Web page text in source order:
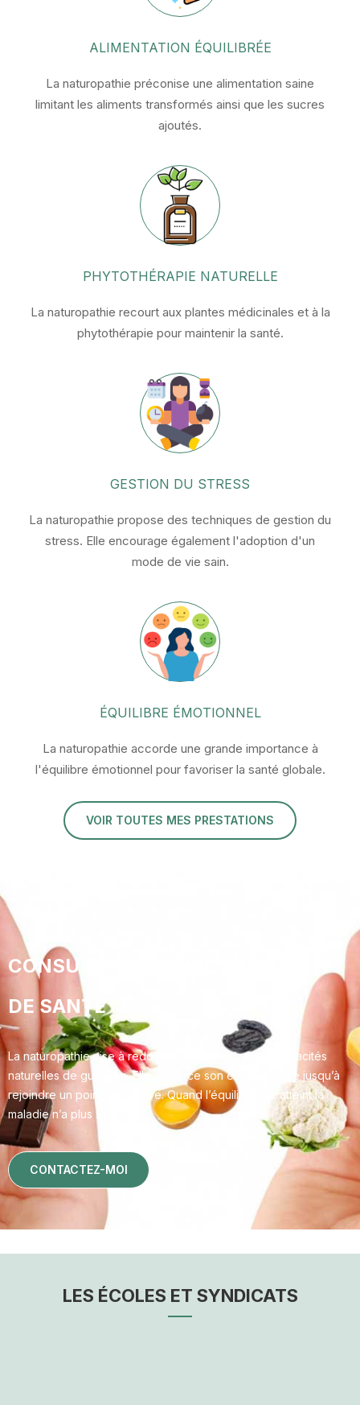
ALIMENTATION ÉQUILIBRÉE
La naturopathie préconise une alimentation saine
limitant les aliments transformés ainsi que les sucres
ajoutés.
PHYTOTHÉRAPIE NATURELLE
La naturopathie recourt aux plantes médicinales et à la
phytothérapie pour maintenir la santé.
GESTION DU STRESS
La naturopathie propose des techniques de gestion du
stress. Elle encourage également l'adoption d'un
mode de vie sain.
ÉQUILIBRE ÉMOTIONNEL
La naturopathie accorde une grande importance à
l'équilibre émotionnel pour favoriser la santé globale.
VOIR TOUTES MES PRESTATIONS
CONSULTATION AVEC UN COACH
DE SANTÉ
La naturopathie vise à redonner à l’organisme ses capacités
naturelles de guérison. Elle renforce son énergie vitale jusqu’à
rejoindre un point d’équilibre. Quand l’équilibre est atteint la
maladie n’a plus sa place.
CONTACTEZ-MOI
LES ÉCOLES ET SYNDICATS